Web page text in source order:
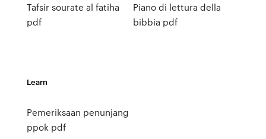
Tafsir sourate al fatiha
pdf
Piano di lettura della
bibbia pdf
Learn
Pemeriksaan penunjang
ppok pdf